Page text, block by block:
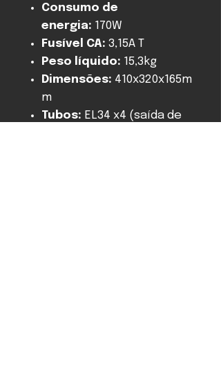
Consumo de
energia: 170W
Fusível CA: 3,15A T
Peso líquido: 15,3kg
Dimensões: 410x320x165m
m
Tubos: EL34 x4 (saída de